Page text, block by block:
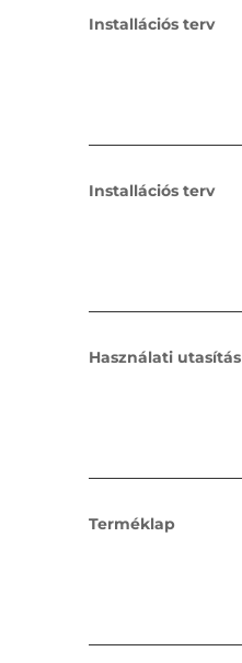
Installációs terv
Installációs terv
Használati utasítás
Terméklap